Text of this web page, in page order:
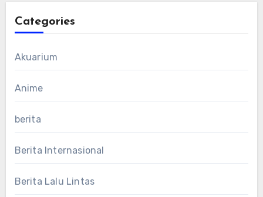
Categories
Akuarium
Anime
berita
Berita Internasional
Berita Lalu Lintas